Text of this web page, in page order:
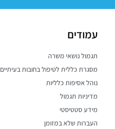
עמודים
תגמול נושאי משרה
מסגרת כללית לטיפול בחובות בעיתיים
נוהל אסיפות כלליות
מדיניות תגמול
מידע סטטיסטי
העברות שלא במזומן